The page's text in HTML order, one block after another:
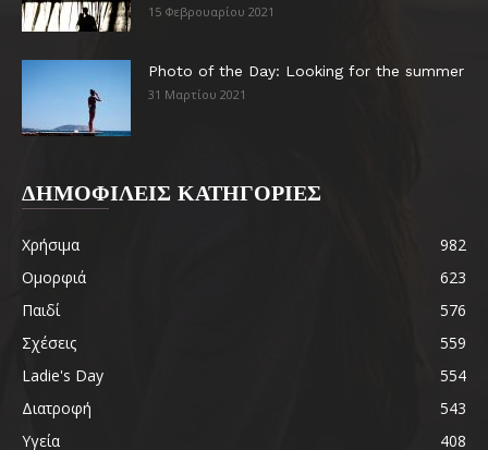
15 Φεβρουαρίου 2021
Photo of the Day: Looking for the summer
31 Μαρτίου 2021
ΔΗΜΟΦΙΛΕΙΣ ΚΑΤΗΓΟΡΙΕΣ
Χρήσιμα
982
Ομορφιά
623
Παιδί
576
Σχέσεις
559
Ladie's Day
554
Διατροφή
543
Υγεία
408